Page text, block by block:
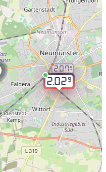
2.029
2.079